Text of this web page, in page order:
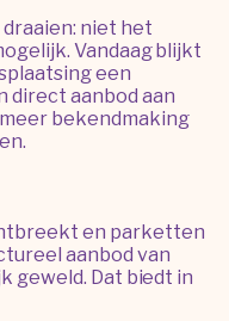
draaien: niet het
Vandaag blijkt
een
direct aanbod aan
bekendmaking
en parketten
aanbod van
geweld. Dat biedt in